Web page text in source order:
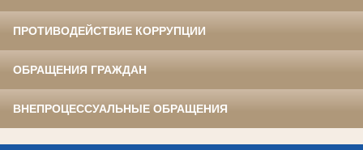
ПРОТИВОДЕЙСТВИЕ КОРРУПЦИИ
ОБРАЩЕНИЯ ГРАЖДАН
ВНЕПРОЦЕССУАЛЬНЫЕ ОБРАЩЕНИЯ